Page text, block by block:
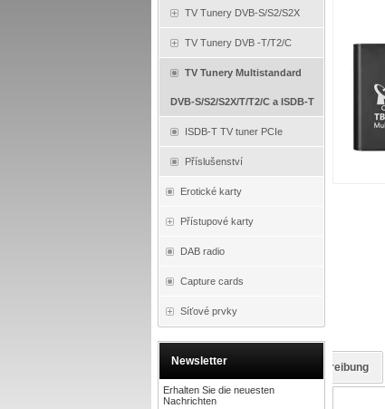
TV Tunery DVB-S/S2/S2X
TV Tunery DVB -T/T2/C
TV Tunery Multistandard
DVB-S/S2/S2X/T/T2/C a ISDB-T
ISDB-T TV tuner PCIe
Příslušenství
Erotické karty
Přístupové karty
DAB radio
Capture cards
Síťové prvky
Newsletter
Erhalten Sie die neuesten
Nachrichten
Beschreibung